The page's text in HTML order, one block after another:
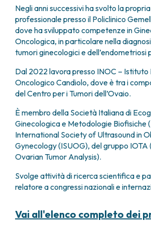
PSICOLOGIA
TERAPIA DEL DOLORE E CURE
ALTRE CONSULENZE
RICERCA CLINICA
RICERCA CLINICA E INNOVAZIONE
UNITÀ CLINICA DI FASE I
CLINICAL RESEARCH UNIT (CRU)
Negli anni successivi ha svolto la
professionale presso il Policlinico
dove ha sviluppato competenze in
Oncologica, in particolare nella
tumori ginecologici e dell’endometriosi
Dal 2022 lavora presso INOC – Istituto
Oncologico Candiolo, dove è tra i
del Centro per i Tumori dell’Ovaio.
È membro della Società Italiana di
Ginecologica e Metodologie Biofisiche
International Society of Ultrasound in
Gynecology (ISUOG), del gruppo
Ovarian Tumor Analysis).
Svolge attività di ricerca scientifica e
relatore a congressi nazionali e
Vai all'elenco completo dei